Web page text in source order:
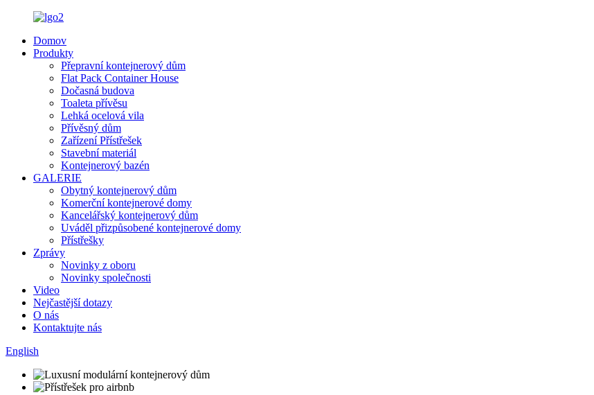
Domov
Produkty
Přepravní kontejnerový dům
Flat Pack Container House
Dočasná budova
Toaleta přívěsu
Lehká ocelová vila
Přívěsný dům
Zařízení Přístřešek
Stavební materiál
Kontejnerový bazén
GALERIE
Obytný kontejnerový dům
Komerční kontejnerové domy
Kancelářský kontejnerový dům
Uváděl přizpůsobené kontejnerové domy
Přístřešky
Zprávy
Novinky z oboru
Novinky společnosti
Video
Nejčastější dotazy
O nás
Kontaktujte nás
English